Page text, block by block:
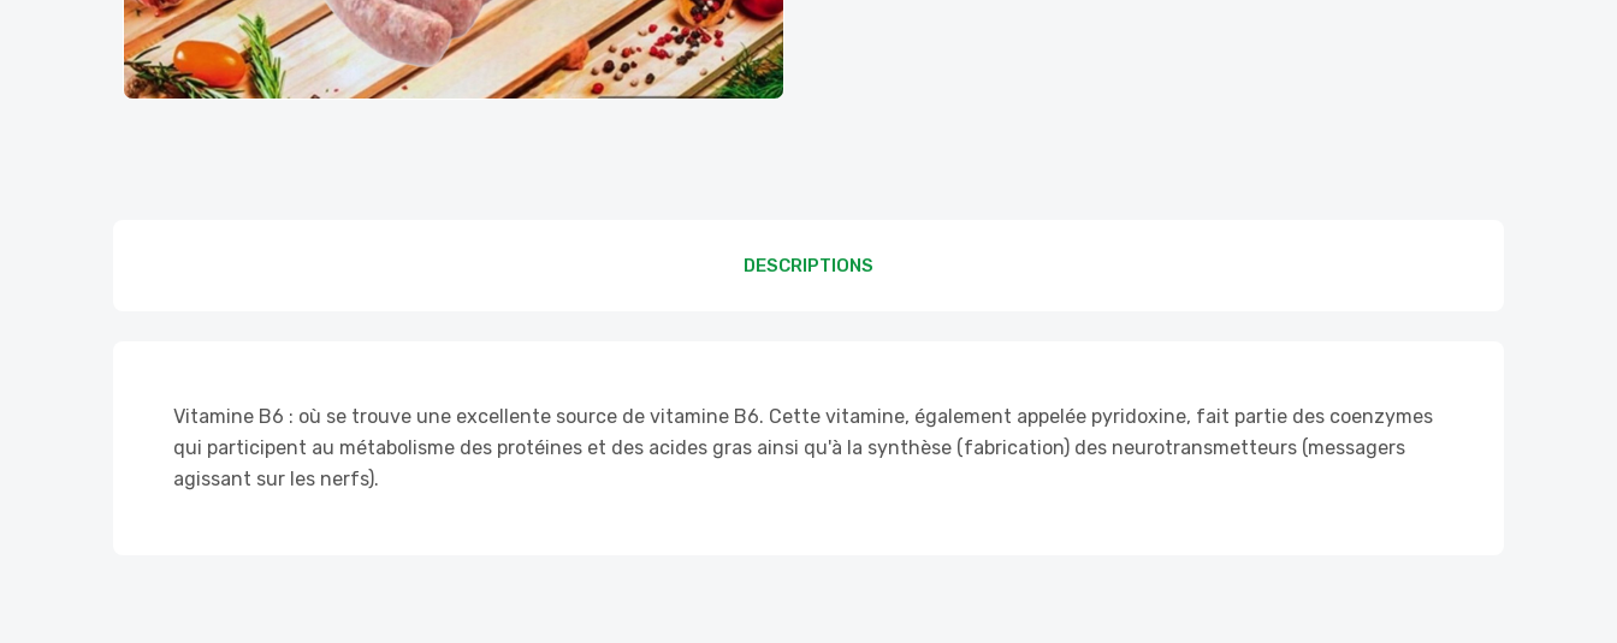
DESCRIPTIONS
Vitamine B6 : où se trouve une excellente source de vitamine B6. Cette vitamine, également appelée pyridoxine, fait partie des coenzymes
qui participent au métabolisme des protéines et des acides gras ainsi qu'à la synthèse (fabrication) des neurotransmetteurs (messagers
agissant sur les nerfs).